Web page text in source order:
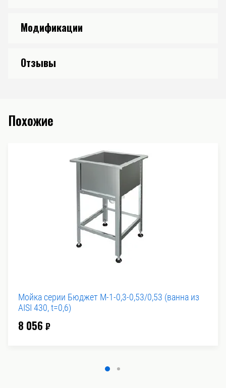
Модификации
Отзывы
Похожие
Мойка серии Бюджет М-1-0,3-0,53/0,53 (ванна из
AISI 430, t=0,6)
8 056 ₽